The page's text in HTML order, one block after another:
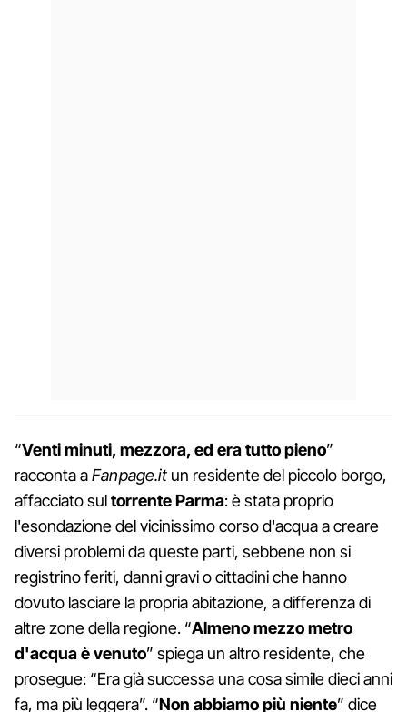
“Venti minuti, mezzora, ed era tutto pieno”
racconta aFanpage.itun residente del piccolo borgo,
affacciato sultorrente Parma: è stata proprio
l'esondazione del vicinissimo corso d'acqua a creare
diversi problemi da queste parti, sebbene non si
registrino feriti, danni gravi o cittadini che hanno
dovuto lasciare la propria abitazione, a differenza di
altre zone della regione. “Almeno mezzo metro
d'acqua è venuto” spiega un altro residente, che
prosegue: “Era già successa una cosa simile dieci anni
fa, ma più leggera”. “Non abbiamo più niente” dice